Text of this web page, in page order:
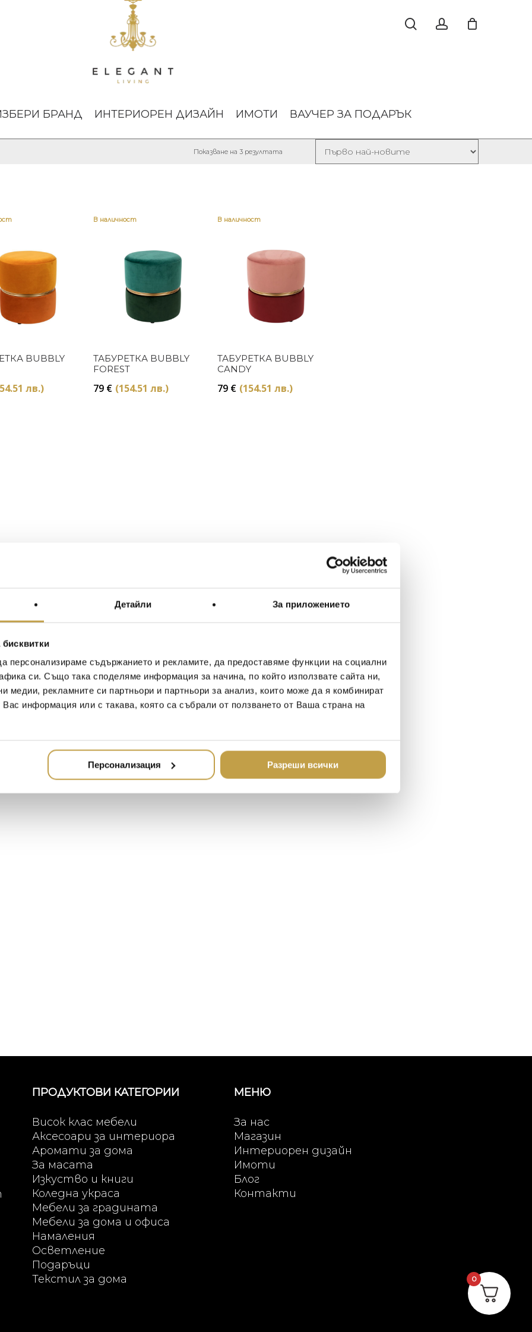
Детайли За приложението
персонализираме съдържанието и рекламите, да предоставяме функции на социални
си. Също така споделяме информация за начина, по който използвате сайта ни,
медии, рекламните си партньори и партньори за анализ, които може да я комбинират
Вас информация или с такава, която са събрали от ползването от Ваша страна на
Персонализация Разреши всички
БРАНД ИНТЕРИОРЕН ДИЗАЙН ИМОТИ ВАУЧЕР ЗА ПОДАРЪК
Показване на 3 резултата
Купи
BUBBLY
лв.)
В наличност
Купи
ТАБУРЕТКА BUBBLY
FOREST
79 € (154.51 лв.)
В наличност
Купи
ТАБУРЕТКА BUBBLY
CANDY
79 € (154.51 лв.)
ПРОДУКТОВИ КАТЕГОРИИ
Висок клас мебели
Аксесоари за интериора
Аромати за дома
За масата
Изкуство и книги
Коледна украса
Мебели за градината
Мебели за дома и офиса
Намаления
Осветление
Подаръци
Текстил за дома
МЕНЮ
За нас
Магазин
Интериорен дизайн
Имоти
Блог
Контакти
0